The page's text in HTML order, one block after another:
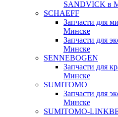
SANDVICK в
SCHAEFF
Запчасти для
Минске
Запчасти для
Минске
SENNEBOGEN
Запчасти для
Минске
SUMITOMO
Запчасти для
Минске
SUMITOMO-